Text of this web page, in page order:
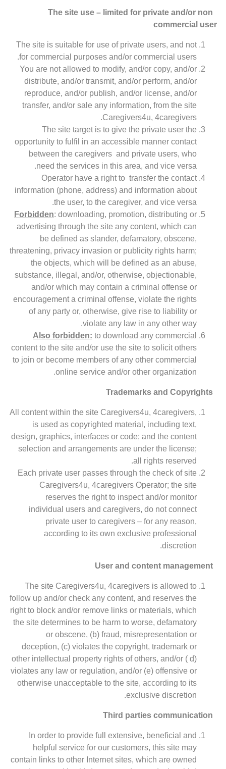
The site use – limited for private and/or non
commercial user
The site is suitable for use of private users, and not
for commercial purposes and/or commercial users.
You are not allowed to modify, and/or copy, and/or
distribute, and/or transmit, and/or perform, and/or
reproduce, and/or publish, and/or license, and/or
transfer, and/or sale any information, from the site
Caregivers4u, 4caregivers.
The site target is to give the private user the
opportunity to fulfil in an accessible manner contact
between the caregivers and private users, who
need the services in this area, and vice versa.
Operator have a right to transfer the contact
information (phone, address) and information about
the user, to the caregiver, and vice versa.
Forbidden: downloading, promotion, distributing or
advertising through the site any content, which can
be defined as slander, defamatory, obscene,
threatening, privacy invasion or publicity rights harm;
the objects, which will be defined as an abuse,
substance, illegal, and/or, otherwise, objectionable,
and/or which may contain a criminal offense or
encouragement a criminal offense, violate the rights
of any party or, otherwise, give rise to liability or
violate any law in any other way.
Also forbidden: to download any commercial
content to the site and/or use the site to solicit others
to join or become members of any other commercial
online service and/or other organization.
Trademarks and Copyrights
All content within the site Caregivers4u, 4caregivers,
is used as copyrighted material, including text,
design, graphics, interfaces or code; and the content
selection and arrangements are under the license;
all rights reserved.
Each private user passes through the check of site
Caregivers4u, 4caregivers Operator; the site
reserves the right to inspect and/or monitor
individual users and caregivers, do not connect
private user to caregivers – for any reason,
according to its own exclusive professional
discretion.
User and content management
The site Caregivers4u, 4caregivers is allowed to
follow up and/or check any content, and reserves the
right to block and/or remove links or materials, which
the site determines to be harm to worse, defamatory
or obscene, (b) fraud, misrepresentation or
deception, (c) violates the copyright, trademark or
other intellectual property rights of others, and/or ( d)
violates any law or regulation, and/or (e) offensive or
otherwise unacceptable to the site, according to its
exclusive discretion.
Third parties communication
In order to provide full extensive, beneficial and
helpful service for our customers, this site may
contain links to other Internet sites, which are owned